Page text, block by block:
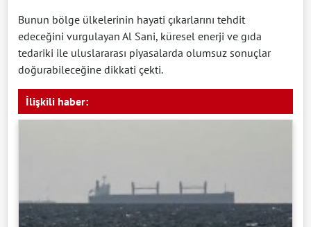
Bunun bölge ülkelerinin hayati çıkarlarını tehdit
edeceğini vurgulayan Al Sani, küresel enerji ve gıda
tedariki ile uluslararası piyasalarda olumsuz sonuçlar
doğurabileceğine dikkati çekti.
İlişkili haber: